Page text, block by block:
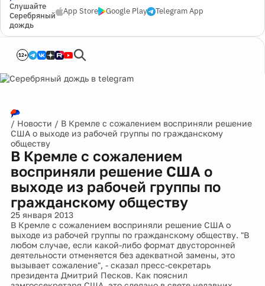
Слушайте
Серебряный
дождь
App Store Google Play Telegram App
12+
/ Новости / В Кремле с сожалением восприняли решение
США о выходе из рабочей группы по гражданскому
обществу
В Кремле с сожалением
восприняли решение США о
выходе из рабочей группы по
гражданскому обществу
25 января 2013
В Кремле с сожалением восприняли решение США о
выходе из рабочей группы по гражданскому обществу. "В
любом случае, если какой-либо формат двусторонней
деятельности отменяется без адекватной замены, это
вызывает сожаление", - сказал пресс-секретарь
президента Дмитрий Песков. Как пояснил